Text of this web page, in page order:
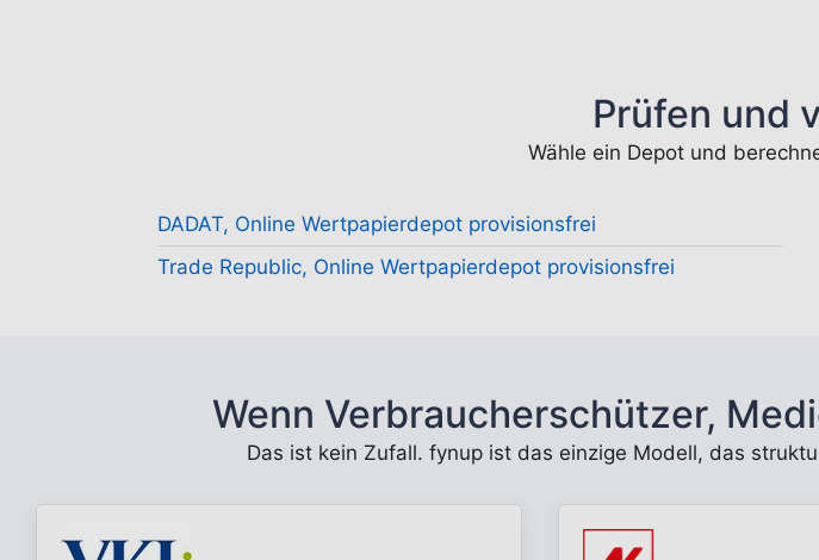
Prüfen und
Wähle ein Depot und
DADAT, Online Wertpapierdepot provisionsfrei
Trade Republic, Online Wertpapierdepot provisionsfrei
Wenn Verbraucherschützer,
Das ist kein Zufall. fynup ist das einzige Modell, das